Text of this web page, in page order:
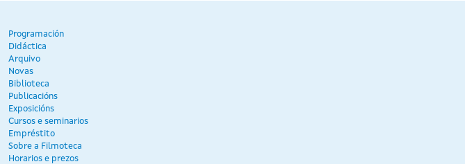
Programación
Didáctica
Arquivo
Novas
Biblioteca
Publicacións
Exposicións
Cursos e seminarios
Empréstito
Sobre a Filmoteca
Horarios e prezos